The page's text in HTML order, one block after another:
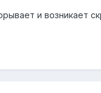
и возникает